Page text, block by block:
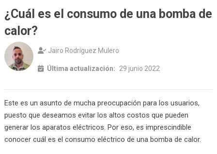
¿Cuál es el consumo de una bomba de
calor?
Jairo Rodríguez Mulero
Última actualización: 29 junio 2022
Este es un asunto de mucha preocupación para los usuarios,
puesto que deseamos evitar los altos costos que pueden
generar los aparatos eléctricos. Por eso, es imprescindible
conocer cuál es el consumo eléctrico de una bomba de calor.